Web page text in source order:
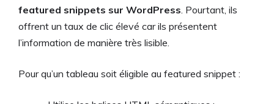
featured snippets sur WordPress . Pourtant, ils
offrent un taux de clic élevé car ils présentent
l’information de manière très lisible.
Pour qu’un tableau soit éligible au featured snippet :